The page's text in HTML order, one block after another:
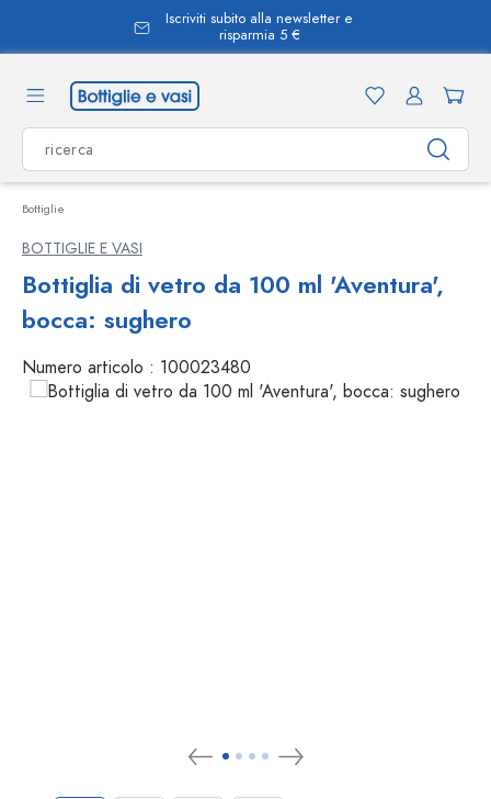
Iscriviti subito alla newsletter e
risparmia 5 €
Bottiglie
BOTTIGLIE E VASI
Bottiglia di vetro da 100 ml 'Aventura',
bocca: sughero
Numero articolo : 100023480